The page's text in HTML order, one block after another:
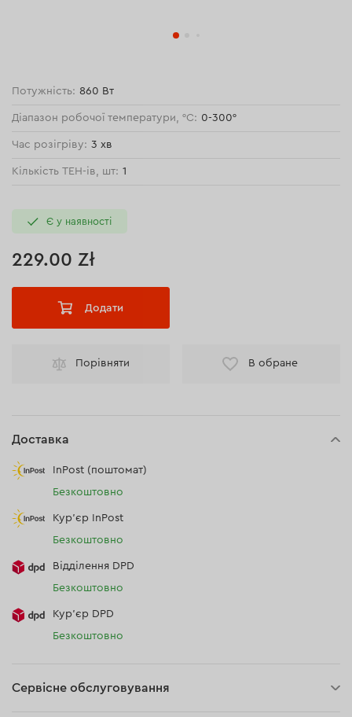
Потужність: 860 Вт
Діапазон робочої температури, °С: 0-300°
Час розігріву: 3 хв
Кількість ТЕН-ів, шт: 1
Є у наявності
229.00 Zł
Додати
Порівняти В обране
Доставка
InPost (поштомат)
Безкоштовно
Кур'єр InPost
Безкоштовно
Відділення DPD
Безкоштовно
Кур’єр DPD
Безкоштовно
Сервісне обслуговування